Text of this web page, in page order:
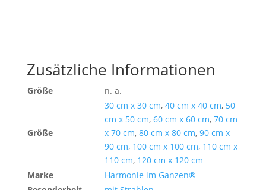
Zusätzliche Informationen
Größe n. a.
Größe
30 cm x 30 cm, 40 cm x 40 cm, 50
cm x 50 cm, 60 cm x 60 cm, 70 cm
x 70 cm, 80 cm x 80 cm, 90 cm x
90 cm, 100 cm x 100 cm, 110 cm x
110 cm, 120 cm x 120 cm
Marke
Harmonie im Ganzen®